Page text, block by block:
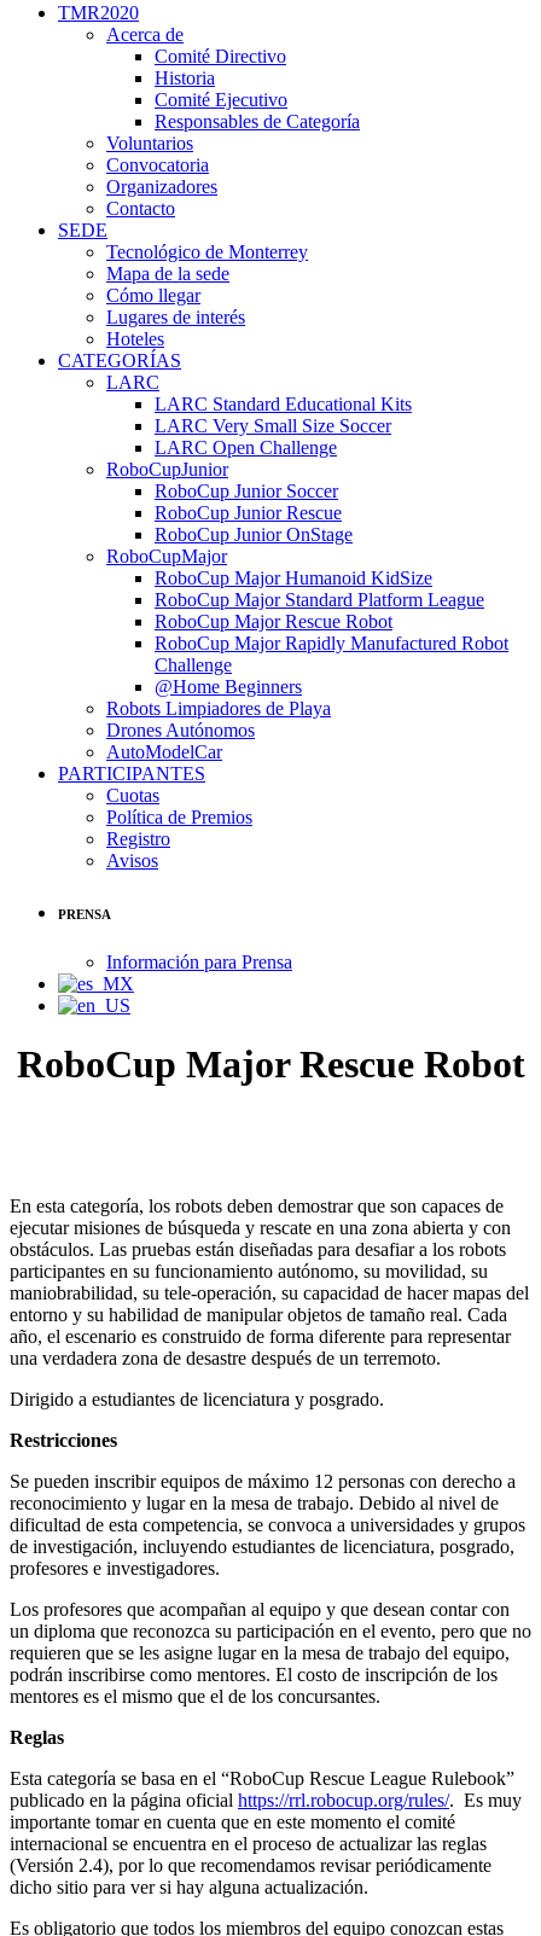
TMR2020
Acerca de
Comité Directivo
Historia
Comité Ejecutivo
Responsables de Categoría
Voluntarios
Convocatoria
Organizadores
Contacto
SEDE
Tecnológico de Monterrey
Mapa de la sede
Cómo llegar
Lugares de interés
Hoteles
CATEGORÍAS
LARC
LARC Standard Educational Kits
LARC Very Small Size Soccer
LARC Open Challenge
RoboCupJunior
RoboCup Junior Soccer
RoboCup Junior Rescue
RoboCup Junior OnStage
RoboCupMajor
RoboCup Major Humanoid KidSize
RoboCup Major Standard Platform League
RoboCup Major Rescue Robot
RoboCup Major Rapidly Manufactured Robot
Challenge
@Home Beginners
Robots Limpiadores de Playa
Drones Autónomos
AutoModelCar
PARTICIPANTES
Cuotas
Política de Premios
Registro
Avisos
PRENSA
Información para Prensa
RoboCup Major Rescue Robot
En esta categoría, los robots deben demostrar que son capaces de
ejecutar misiones de búsqueda y rescate en una zona abierta y con
obstáculos. Las pruebas están diseñadas para desafiar a los robots
participantes en su funcionamiento autónomo, su movilidad, su
maniobrabilidad, su tele-operación, su capacidad de hacer mapas del
entorno y su habilidad de manipular objetos de tamaño real. Cada
año, el escenario es construido de forma diferente para representar
una verdadera zona de desastre después de un terremoto.
Dirigido a estudiantes de licenciatura y posgrado.
Restricciones
Se pueden inscribir equipos de máximo 12 personas con derecho a
reconocimiento y lugar en la mesa de trabajo. Debido al nivel de
dificultad de esta competencia, se convoca a universidades y grupos
de investigación, incluyendo estudiantes de licenciatura, posgrado,
profesores e investigadores.
Los profesores que acompañan al equipo y que desean contar con
un diploma que reconozca su participación en el evento, pero que no
requieren que se les asigne lugar en la mesa de trabajo del equipo,
podrán inscribirse como mentores. El costo de inscripción de los
mentores es el mismo que el de los concursantes.
Reglas
Esta categoría se basa en el “RoboCup Rescue League Rulebook”
publicado en la página oficial https://rrl.robocup.org/rules/. Es muy
importante tomar en cuenta que en este momento el comité
internacional se encuentra en el proceso de actualizar las reglas
(Versión 2.4), por lo que recomendamos revisar periódicamente
dicho sitio para ver si hay alguna actualización.
Es obligatorio que todos los miembros del equipo conozcan estas